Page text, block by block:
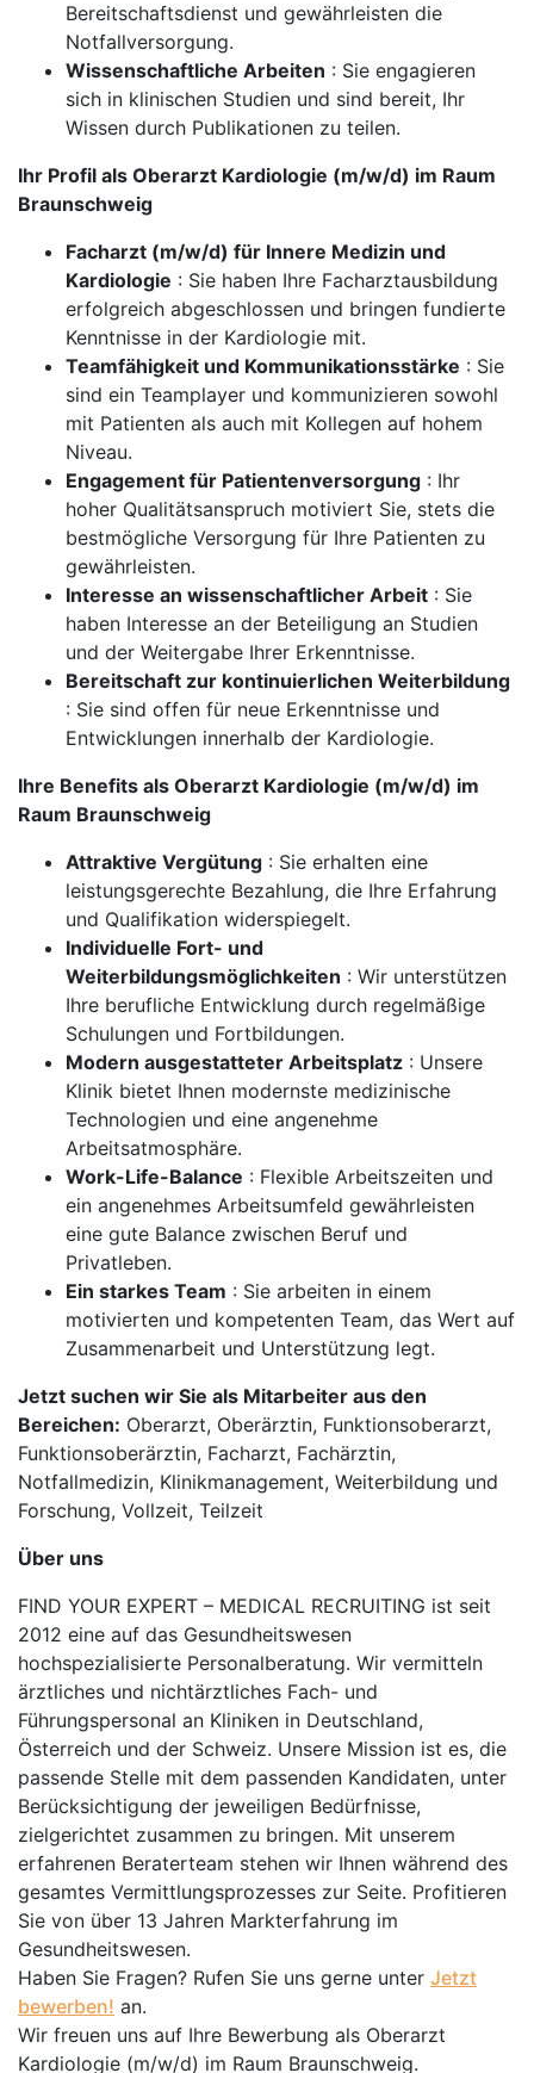
Bereitschaftsdienst und gewährleisten die
Notfallversorgung.
Wissenschaftliche Arbeiten : Sie engagieren
sich in klinischen Studien und sind bereit, Ihr
Wissen durch Publikationen zu teilen.
Ihr Profil als Oberarzt Kardiologie (m/w/d) im Raum
Braunschweig
Facharzt (m/w/d) für Innere Medizin und
Kardiologie : Sie haben Ihre Facharztausbildung
erfolgreich abgeschlossen und bringen fundierte
Kenntnisse in der Kardiologie mit.
Teamfähigkeit und Kommunikationsstärke : Sie
sind ein Teamplayer und kommunizieren sowohl
mit Patienten als auch mit Kollegen auf hohem
Niveau.
Engagement für Patientenversorgung : Ihr
hoher Qualitätsanspruch motiviert Sie, stets die
bestmögliche Versorgung für Ihre Patienten zu
gewährleisten.
Interesse an wissenschaftlicher Arbeit : Sie
haben Interesse an der Beteiligung an Studien
und der Weitergabe Ihrer Erkenntnisse.
Bereitschaft zur kontinuierlichen Weiterbildung
: Sie sind offen für neue Erkenntnisse und
Entwicklungen innerhalb der Kardiologie.
Ihre Benefits als Oberarzt Kardiologie (m/w/d) im
Raum Braunschweig
Attraktive Vergütung : Sie erhalten eine
leistungsgerechte Bezahlung, die Ihre Erfahrung
und Qualifikation widerspiegelt.
Individuelle Fort- und
Weiterbildungsmöglichkeiten : Wir unterstützen
Ihre berufliche Entwicklung durch regelmäßige
Schulungen und Fortbildungen.
Modern ausgestatteter Arbeitsplatz : Unsere
Klinik bietet Ihnen modernste medizinische
Technologien und eine angenehme
Arbeitsatmosphäre.
Work-Life-Balance : Flexible Arbeitszeiten und
ein angenehmes Arbeitsumfeld gewährleisten
eine gute Balance zwischen Beruf und
Privatleben.
Ein starkes Team : Sie arbeiten in einem
motivierten und kompetenten Team, das Wert auf
Zusammenarbeit und Unterstützung legt.
Jetzt suchen wir Sie als Mitarbeiter aus den
Bereichen: Oberarzt, Oberärztin, Funktionsoberarzt,
Funktionsoberärztin, Facharzt, Fachärztin,
Notfallmedizin, Klinikmanagement, Weiterbildung und
Forschung, Vollzeit, Teilzeit
Über uns
FIND YOUR EXPERT – MEDICAL RECRUITING ist seit
2012 eine auf das Gesundheitswesen
hochspezialisierte Personalberatung. Wir vermitteln
ärztliches und nichtärztliches Fach- und
Führungspersonal an Kliniken in Deutschland,
Österreich und der Schweiz. Unsere Mission ist es, die
passende Stelle mit dem passenden Kandidaten, unter
Berücksichtigung der jeweiligen Bedürfnisse,
zielgerichtet zusammen zu bringen. Mit unserem
erfahrenen Beraterteam stehen wir Ihnen während des
gesamtes Vermittlungsprozesses zur Seite. Profitieren
Sie von über 13 Jahren Markterfahrung im
Gesundheitswesen.
Haben Sie Fragen? Rufen Sie uns gerne unter Jetzt
bewerben! an.
Wir freuen uns auf Ihre Bewerbung als Oberarzt
Kardiologie (m/w/d) im Raum Braunschweig.